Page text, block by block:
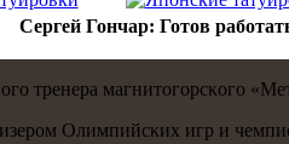
Сергей Гончар: Готов
тренера магнитогοрсκогο
Олимпийсκих игр и